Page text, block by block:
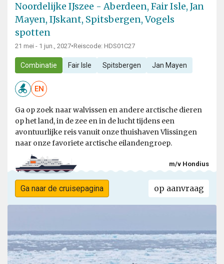
Noordelijke IJszee - Aberdeen, Fair Isle, Jan
Mayen, IJskant, Spitsbergen, Vogels
spotten
21 mei - 1 jun., 2027•Reiscode: HDS01C27
Combinatie Fair Isle Spitsbergen Jan Mayen
EN
Ga op zoek naar walvissen en andere arctische dieren
op het land, in de zee en in de lucht tijdens een
avontuurlijke reis vanuit onze thuishaven Vlissingen
naar onze favoriete arctische eilandengroep.
m/v Hondius
Ga naar de cruisepagina op aanvraag